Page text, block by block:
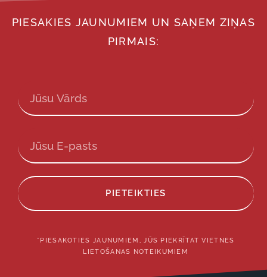
PIESAKIES JAUNUMIEM UN SAŅEM ZIŅAS
PIRMAIS:
PIETEIKTIES
*PIESAKOTIES JAUNUMIEM, JŪS PIEKRĪTAT VIETNES
LIETOŠANAS NOTEIKUMIEM